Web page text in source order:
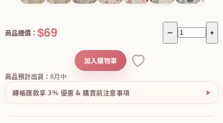
－ +
商品總價： $69
商品預計出貨： 8月中
加入購物車
轉帳匯款享 3% 優惠 & 購買前注意事項